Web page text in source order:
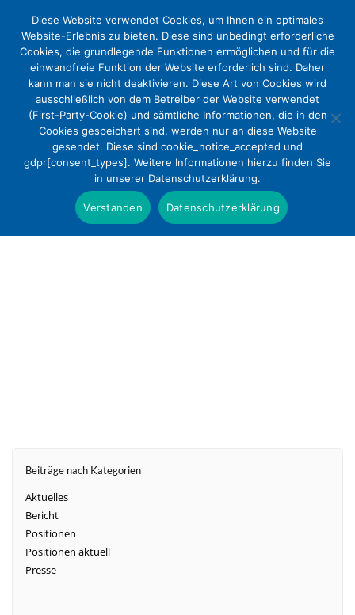
Evangelische Krankenhäuser sehen
bei Demenz genau hin
Presse
Beiträge nach Kategorien
Aktuelles
Bericht
Positionen
Positionen aktuell
Presse
Diese Website verwendet Cookies, um Ihnen ein optimales
Website-Erlebnis zu bieten. Diese sind unbedingt erforderliche
Cookies, die grundlegende Funktionen ermöglichen und für die
einwandfreie Funktion der Website erforderlich sind. Daher
kann man sie nicht deaktivieren. Diese Art von Cookies wird
ausschließlich von dem Betreiber der Website verwendet
(First-Party-Cookie) und sämtliche Informationen, die in den
Cookies gespeichert sind, werden nur an diese Website
gesendet. Diese sind cookie_notice_accepted und
gdpr[consent_types]. Weitere Informationen hierzu finden Sie
in unserer Datenschutzerklärung.
Verstanden Datenschutzerklärung